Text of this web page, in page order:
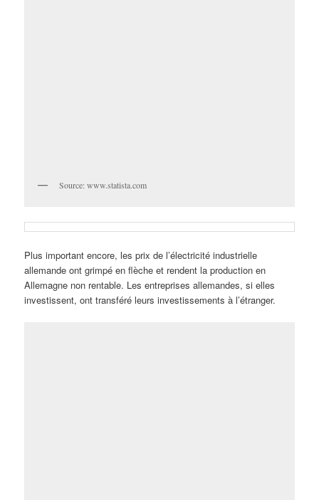
Source: www.statista.com
Plus important encore, les prix de l’électricité industrielle
allemande ont grimpé en flèche et rendent la production en
Allemagne non rentable. Les entreprises allemandes, si elles
investissent, ont transféré leurs investissements à l’étranger.